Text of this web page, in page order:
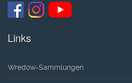
Links
Wredow-Sammlungen